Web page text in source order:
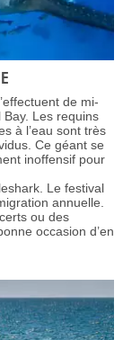
de mi-
Bay. Les requins
à l’eau sont très
Ce géant se
inoffensif pour
Le festival
annuelle.
ou des
occasion d’en